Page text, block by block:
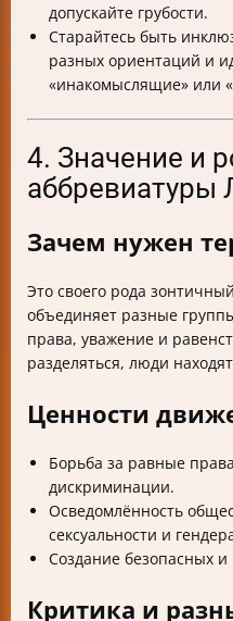
допускайте грубости.
Старайтесь быть
разных ориентаций и
«инакомыслящие» или
4. Значение и
аббревиатуры
Зачем нужен
Это своего рода
объединяет разные
права, уважение и
разделяться, люди
Ценности
Борьба за равные
дискриминации.
Осведомлённость
сексуальности и
Создание безопасных
Критика и